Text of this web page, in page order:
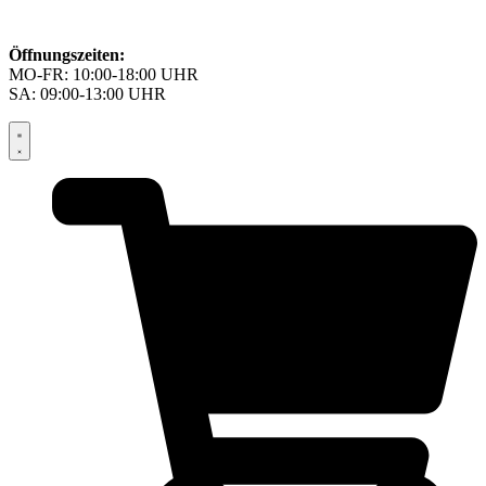
Öffnungszeiten:
MO-FR: 10:00-18:00 UHR
SA: 09:00-13:00 UHR